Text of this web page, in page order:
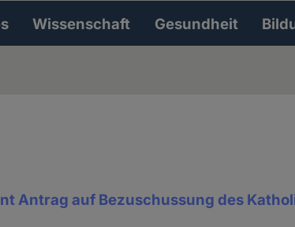
Wissenschaft Gesundheit
Antrag auf Bezuschussung des